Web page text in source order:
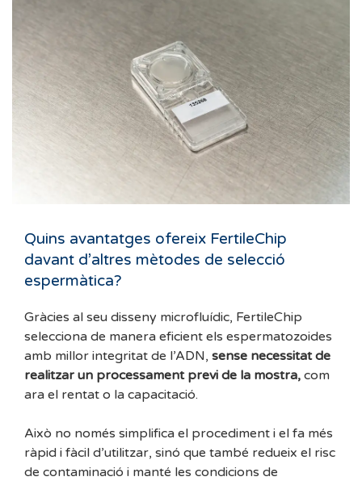
Quins avantatges ofereix FertileChip
davant d’altres mètodes de selecció
espermàtica?
Gràcies al seu disseny microfluídic, FertileChip
selecciona de manera eficient els espermatozoides
amb millor integritat de l’ADN, sense necessitat de
realitzar un processament previ de la mostra, com
ara el rentat o la capacitació.
Això no només simplifica el procediment i el fa més
ràpid i fàcil d’utilitzar, sinó que també redueix el risc
de contaminació i manté les condicions de